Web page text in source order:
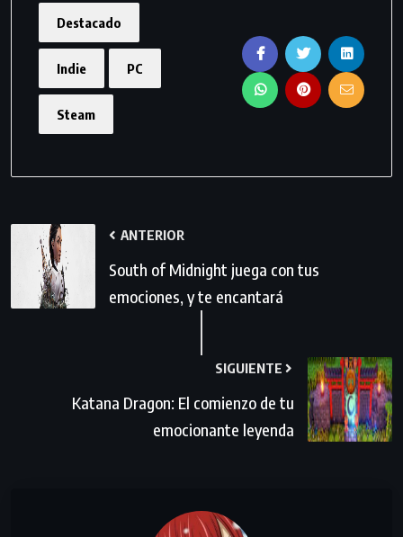
Destacado
Indie PC
Steam
ANTERIOR
South of Midnight juega con tus
emociones, y te encantará
SIGUIENTE
Katana Dragon: El comienzo de tu
emocionante leyenda